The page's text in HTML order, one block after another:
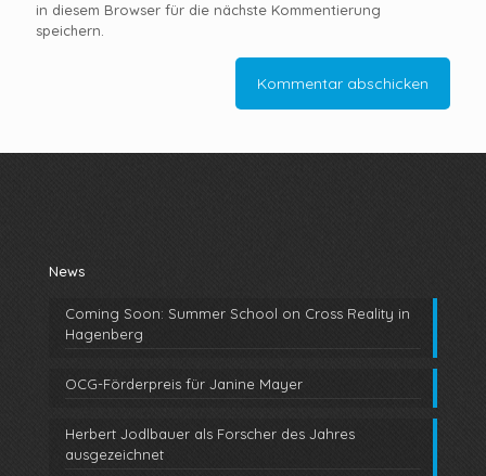
in diesem Browser für die nächste Kommentierung
speichern.
News
Coming Soon: Summer School on Cross Reality in
Hagenberg
OCG-Förderpreis für Janine Mayer
Herbert Jodlbauer als Forscher des Jahres
ausgezeichnet